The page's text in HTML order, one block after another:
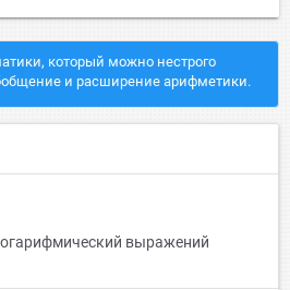
который можно нестрого
и расширение арифметики.
выражений